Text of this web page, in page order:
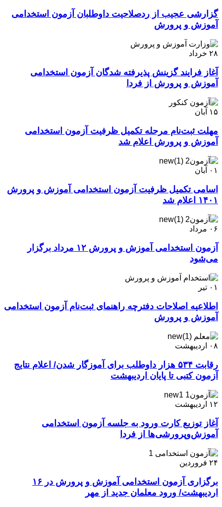
گزارشی عجیب از ردصلاحیت داوطلبان آزمون استخدامی
آموزش و پرورش
۲۸ خرداد
آغاز فرایند گزینش پذیرفته شدگان آزمون استخدامی
آموزش و پرورش از فردا
۱۵ آبان
مهلت ثبت‌نام مرحله تکمیل ظرفیت آزمون استخدامی
آموزش و پرورش اعلام شد
۰۱ آبان
اسامی تکمیل ظرفیت آزمون استخدامی آموزش و پرورش
۱۴۰۱ اعلام شد
۰۶ مرداد
آزمون استخدامی آموزش و پرورش ۱۲ مرداد برگزار
می‌شود
۰۱ تیر
اطلاعیه اصلاحات دفترچه راهنمای ثبت‌نام آزمون استخدامی
آموزش و پرورش
۰۸ اردیبهشت
رقابت ۵۳۴ هزار داوطلب برای آموزگار شدن/ اعلام نتایج
آزمون کتبی تا پایان اردیبهشت
۱۲ اردیبهشت
آغاز توزیع کارت ورود به جلسه آزمون استخدامی
آموزش‌وپرورشی‌ها از فردا
۲۴ فروردین
برگزاری آزمون استخدامی آموزش‌ و پرورش در ۱۶
اردیبهشت/ ورود معلمان جدید از مهر